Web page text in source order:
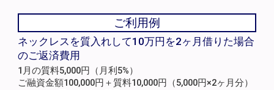
ご利用例
ネックレスを質入れして10万円を2ヶ月借りた場合
のご返済費用
1月の質料5,000円（月利5%）
ご融資金額100,000円＋質料10,000円（5,000円×2ヶ月分）